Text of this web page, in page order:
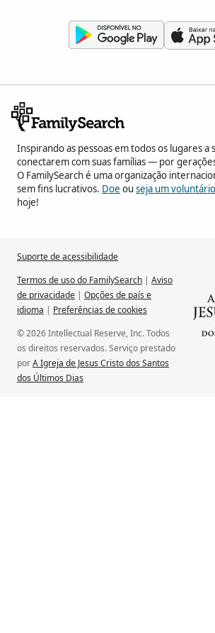
Inspirando as pessoas em todos os lugares a
conectarem com suas famílias — por
O FamilySearch é uma organização
sem fins lucrativos. Doe ouseja um voluntário
hoje!
Suporte de acessibilidade
Termos de uso do FamilySearch | Aviso
de privacidade | Opções de país e
idioma | Preferências de cookies
© 2026 Intellectual Reserve, Inc. Todos
os direitos reservados. Serviço prestado
porA Igreja de Jesus Cristo dos Santos
dos Últimos Dias